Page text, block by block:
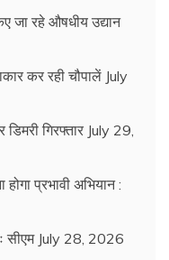
जा रहे औषधीय उद्यान
कर रही चौपालें July
गिरफ्तार July 29,
प्रभावी अभियान :
सीएम July 28, 2026